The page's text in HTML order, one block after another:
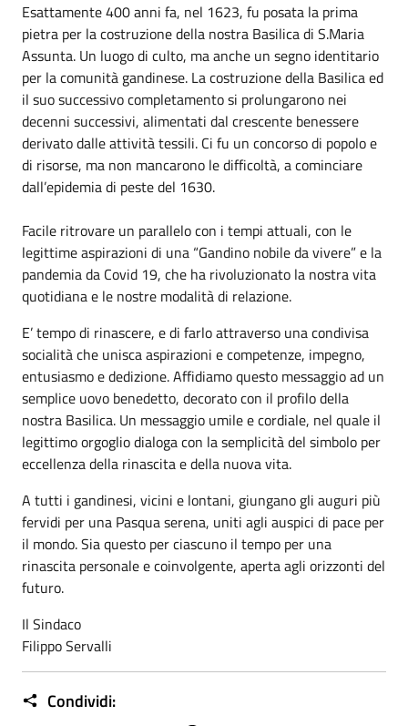
Esattamente 400 anni fa, nel 1623, fu posata la prima
pietra per la costruzione della nostra Basilica di S.Maria
Assunta. Un luogo di culto, ma anche un segno identitario
per la comunità gandinese. La costruzione della Basilica ed
il suo successivo completamento si prolungarono nei
decenni successivi, alimentati dal crescente benessere
derivato dalle attività tessili. Ci fu un concorso di popolo e
di risorse, ma non mancarono le difficoltà, a cominciare
dall’epidemia di peste del 1630.
Facile ritrovare un parallelo con i tempi attuali, con le
legittime aspirazioni di una “Gandino nobile da vivere” e la
pandemia da Covid 19, che ha rivoluzionato la nostra vita
quotidiana e le nostre modalità di relazione.
E’ tempo di rinascere, e di farlo attraverso una condivisa
socialità che unisca aspirazioni e competenze, impegno,
entusiasmo e dedizione. Affidiamo questo messaggio ad un
semplice uovo benedetto, decorato con il profilo della
nostra Basilica. Un messaggio umile e cordiale, nel quale il
legittimo orgoglio dialoga con la semplicità del simbolo per
eccellenza della rinascita e della nuova vita.
A tutti i gandinesi, vicini e lontani, giungano gli auguri più
fervidi per una Pasqua serena, uniti agli auspici di pace per
il mondo. Sia questo per ciascuno il tempo per una
rinascita personale e coinvolgente, aperta agli orizzonti del
futuro.
Il Sindaco
Filippo Servalli
Condividi: